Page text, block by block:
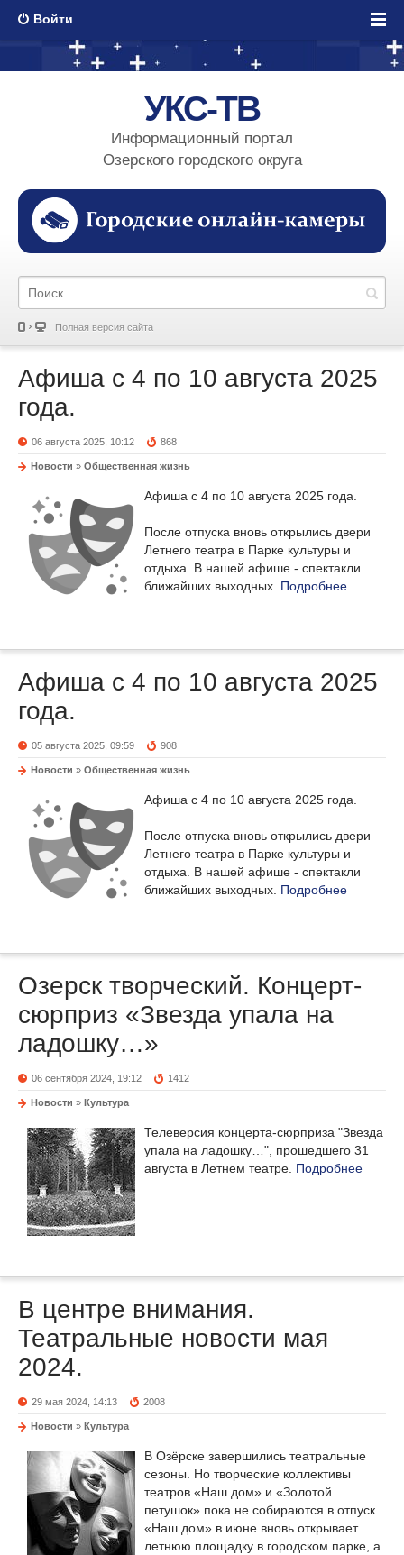
Войти
УКС-ТВ
Информационный портал
Озерского городского округа
Полная версия сайта
Афиша с 4 по 10 августа 2025
года.
06 августа 2025, 10:12 868
Новости » Общественная жизнь
Афиша с 4 по 10 августа 2025 года.
После отпуска вновь открылись двери
Летнего театра в Парке культуры и
отдыха. В нашей афише - спектакли
ближайших выходных. Подробнее
Афиша с 4 по 10 августа 2025
года.
05 августа 2025, 09:59 908
Новости » Общественная жизнь
Афиша с 4 по 10 августа 2025 года.
После отпуска вновь открылись двери
Летнего театра в Парке культуры и
отдыха. В нашей афише - спектакли
ближайших выходных. Подробнее
Озерск творческий. Концерт-
сюрприз «Звезда упала на
ладошку…»
06 сентября 2024, 19:12 1412
Новости » Культура
Телеверсия концерта-сюрприза "Звезда
упала на ладошку…", прошедшего 31
августа в Летнем театре. Подробнее
В центре внимания.
Театральные новости мая
2024.
29 мая 2024, 14:13 2008
Новости » Культура
В Озёрске завершились театральные
сезоны. Но творческие коллективы
театров «Наш дом» и «Золотой
петушок» пока не собираются в отпуск.
«Наш дом» в июне вновь открывает
летнюю площадку в городском парке, а